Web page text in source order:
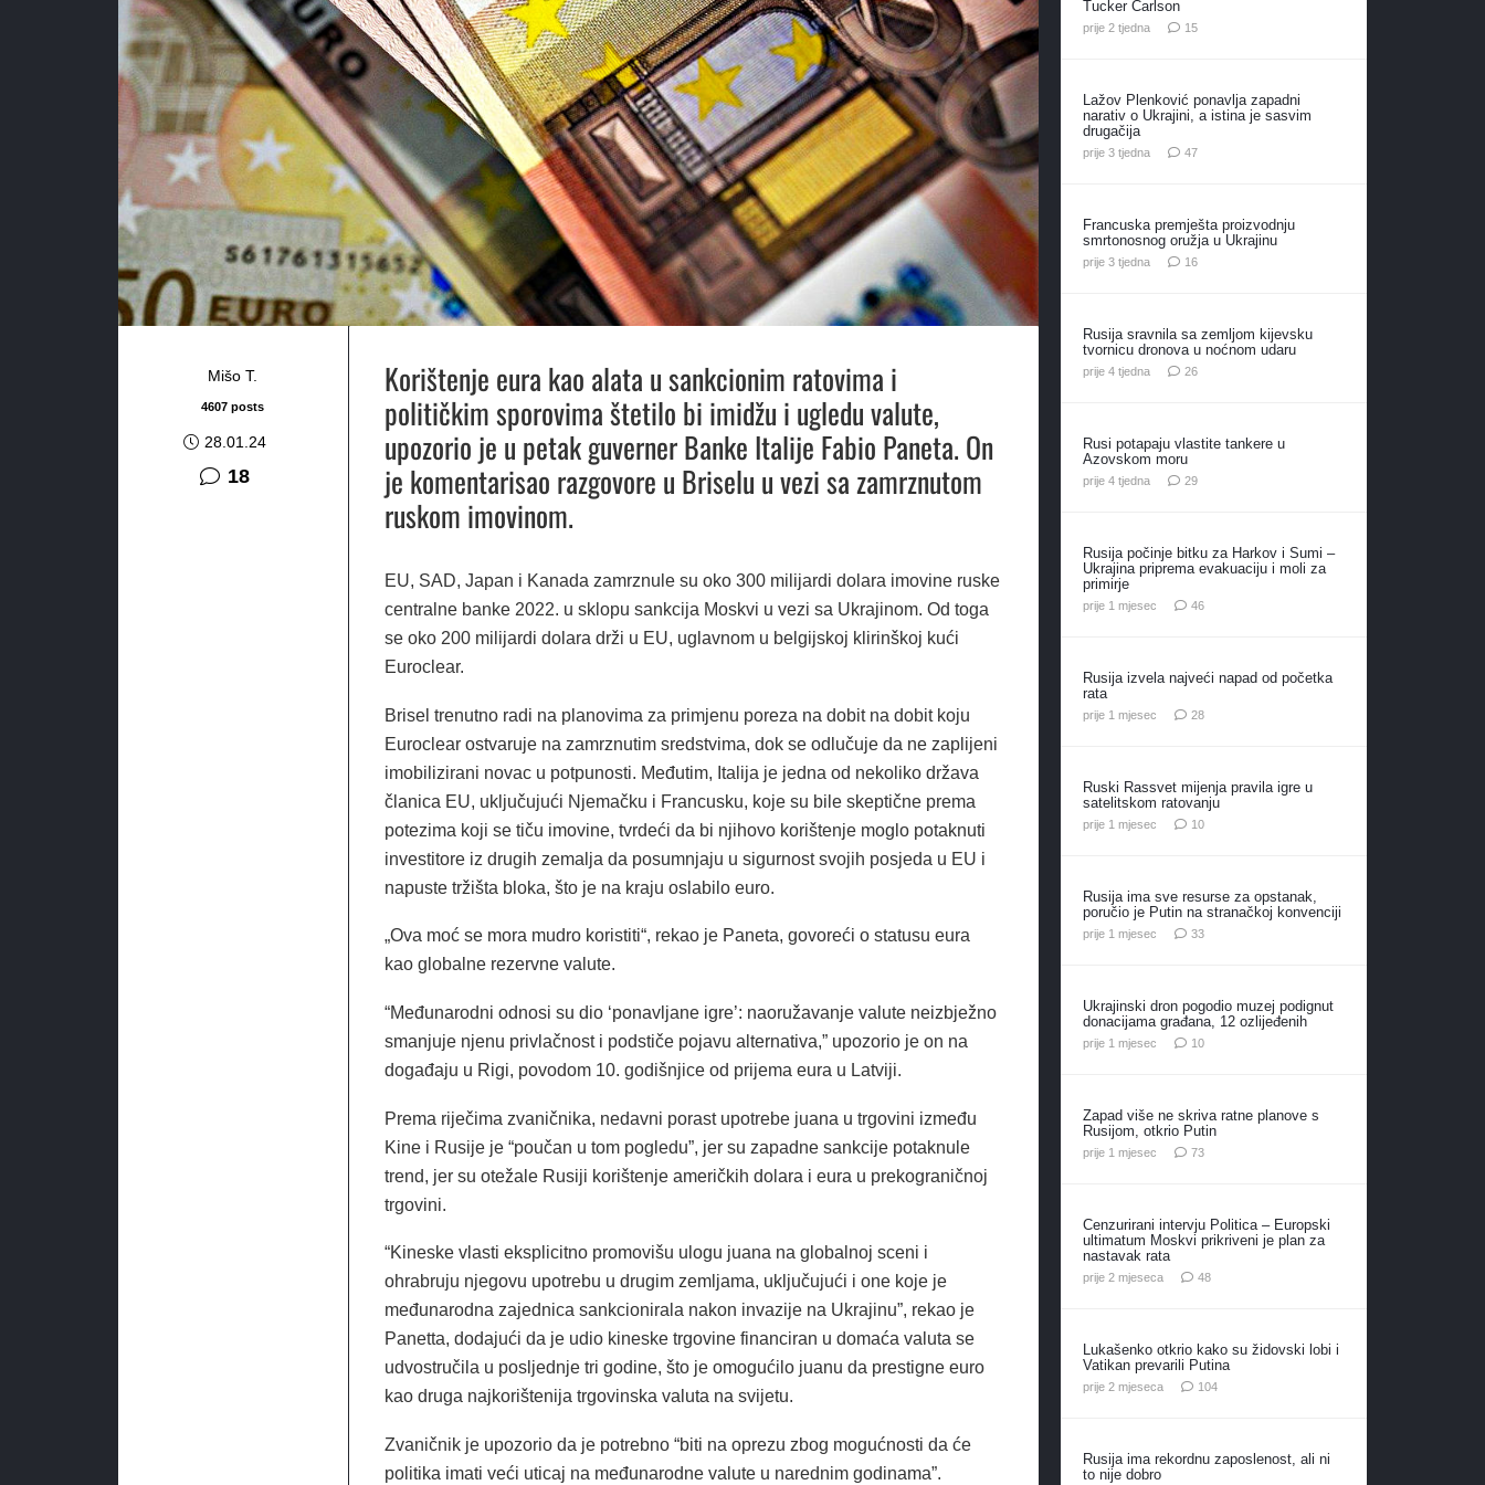
Mišo T.
4607 posts
28.01.24
18komentara
Korištenje eura kao alata u sankcionim ratovima i
političkim sporovima štetilo bi imidžu i ugledu valute,
upozorio je u petak guverner Banke Italije Fabio Paneta. On
je komentarisao razgovore u Briselu u vezi sa zamrznutom
ruskom imovinom.
EU, SAD, Japan i Kanada zamrznule su oko 300 milijardi dolara imovine ruske
centralne banke 2022. u sklopu sankcija Moskvi u vezi sa Ukrajinom. Od toga
se oko 200 milijardi dolara drži u EU, uglavnom u belgijskoj klirinškoj kući
Euroclear.
Brisel trenutno radi na planovima za primjenu poreza na dobit na dobit koju
Euroclear ostvaruje na zamrznutim sredstvima, dok se odlučuje da ne zaplijeni
imobilizirani novac u potpunosti. Međutim, Italija je jedna od nekoliko država
članica EU, uključujući Njemačku i Francusku, koje su bile skeptične prema
potezima koji se tiču ​​imovine, tvrdeći da bi njihovo korištenje moglo potaknuti
investitore iz drugih zemalja da posumnjaju u sigurnost svojih posjeda u EU i
napuste tržišta bloka, što je na kraju oslabilo euro.
„Ova moć se mora mudro koristiti“, rekao je Paneta, govoreći o statusu eura
kao globalne rezervne valute.
“Međunarodni odnosi su dio ‘ponavljane igre’: naoružavanje valute neizbježno
smanjuje njenu privlačnost i podstiče pojavu alternativa,” upozorio je on na
događaju u Rigi, povodom 10. godišnjice od prijema eura u Latviji.
Prema riječima zvaničnika, nedavni porast upotrebe juana u trgovini između
Kine i Rusije je “poučan u tom pogledu”, jer su zapadne sankcije potaknule
trend, jer su otežale Rusiji korištenje američkih dolara i eura u prekograničnoj
trgovini.
“Kineske vlasti eksplicitno promovišu ulogu juana na globalnoj sceni i
ohrabruju njegovu upotrebu u drugim zemljama, uključujući i one koje je
međunarodna zajednica sankcionirala nakon invazije na Ukrajinu”, rekao je
Panetta, dodajući da je udio kineske trgovine financiran u domaća valuta se
udvostručila u posljednje tri godine, što je omogućilo juanu da prestigne euro
kao druga najkorištenija trgovinska valuta na svijetu.
Zvaničnik je upozorio da je potrebno “biti na oprezu zbog mogućnosti da će
politika imati veći uticaj na međunarodne valute u narednim godinama”.
Tucker Carlson
prije 2 tjedna 15komentara
Lažov Plenković ponavlja zapadni
narativ o Ukrajini, a istina je sasvim
drugačija
prije 3 tjedna 47komentara
Francuska premješta proizvodnju
smrtonosnog oružja u Ukrajinu
prije 3 tjedna 16komentara
Rusija sravnila sa zemljom kijevsku
tvornicu dronova u noćnom udaru
prije 4 tjedna 26komentara
Rusi potapaju vlastite tankere u
Azovskom moru
prije 4 tjedna 29komentara
Rusija počinje bitku za Harkov i Sumi –
Ukrajina priprema evakuaciju i moli za
primirje
prije 1 mjesec 46komentara
Rusija izvela najveći napad od početka
rata
prije 1 mjesec 28komentara
Ruski Rassvet mijenja pravila igre u
satelitskom ratovanju
prije 1 mjesec 10komentara
Rusija ima sve resurse za opstanak,
poručio je Putin na stranačkoj konvenciji
prije 1 mjesec 33komentara
Ukrajinski dron pogodio muzej podignut
donacijama građana, 12 ozlijeđenih
prije 1 mjesec 10komentara
Zapad više ne skriva ratne planove s
Rusijom, otkrio Putin
prije 1 mjesec 73komentara
Cenzurirani intervju Politica – Europski
ultimatum Moskvi prikriveni je plan za
nastavak rata
prije 2 mjeseca 48komentara
Lukašenko otkrio kako su židovski lobi i
Vatikan prevarili Putina
prije 2 mjeseca 104komentara
Rusija ima rekordnu zaposlenost, ali ni
to nije dobro